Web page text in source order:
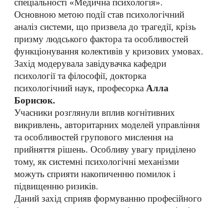
Основною метою події став психологічний
аналіз системи, що призвела до трагедії, крізь
призму людського фактора та особливостей
функціонування колективів у кризових умовах.
Захід модерувала завідувачка кафедри
психології та філософії, докторка
психологічний наук, професорка Алла
Борисюк.
Учасники розглянули вплив когнітивних
викривлень, авторитарних моделей управління
та особливостей групового мислення на
прийняття рішень. Особливу увагу приділено
тому, як системні психологічні механізми
можуть сприяти накопиченню помилок і
підвищенню ризиків.
Даний захід сприяв формуванню професійного